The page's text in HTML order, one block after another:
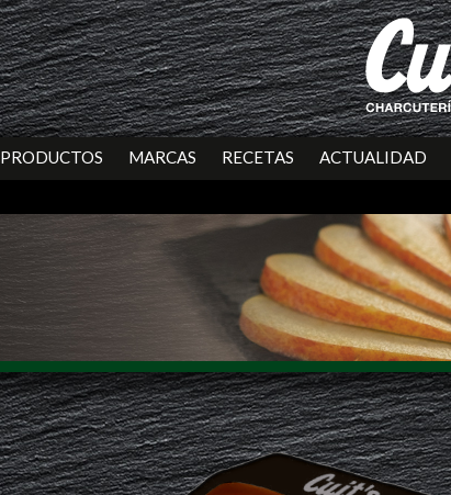
PRODUCTOS MARCAS RECETAS ACTUALIDAD